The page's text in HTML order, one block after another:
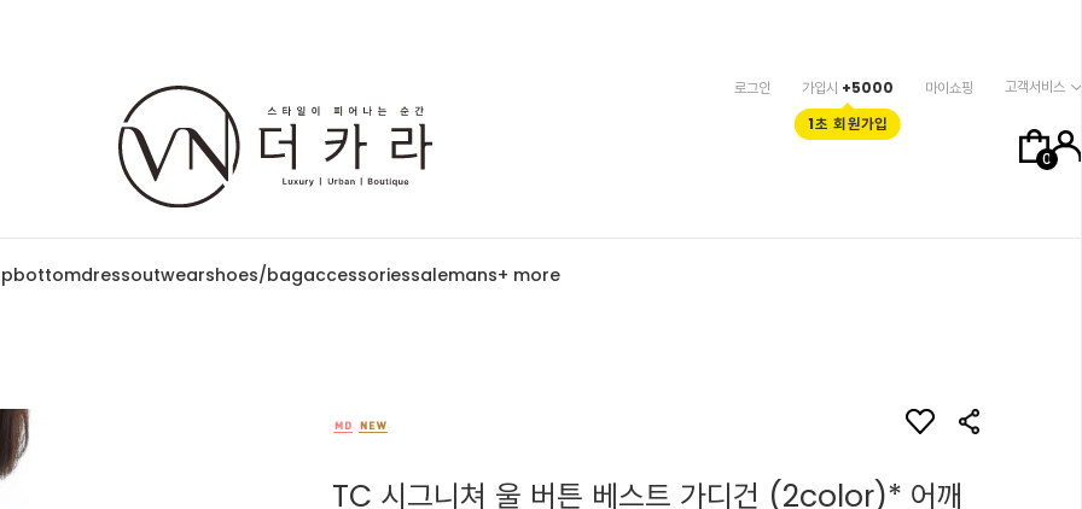
0
로그인 가입시 +5000
1초 회원가입
마이쇼핑 고객서비스
bottomdressoutwearshoes/bagaccessoriessalemans+ more
TC 시그니쳐 울 버튼 베스트 가디건 (2color)* 어깨